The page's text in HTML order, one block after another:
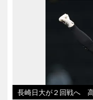
長崎日大が２回戦へ